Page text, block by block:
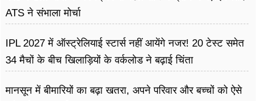
ATS ने संभाला मोर्चा
IPL 2027 में ऑस्ट्रेलियाई स्टार्स नहीं आयेंगे नजर! 20 टेस्ट समेत
34 मैचों के बीच खिलाड़ियों के वर्कलोड ने बढ़ाई चिंता
मानसून में बीमारियों का बढ़ा खतरा, अपने परिवार और बच्चों को ऐसे